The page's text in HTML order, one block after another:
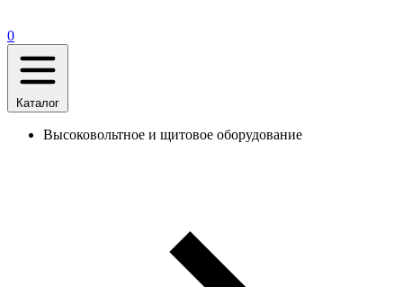
0
Каталог
Высоковольтное и щитовое оборудование